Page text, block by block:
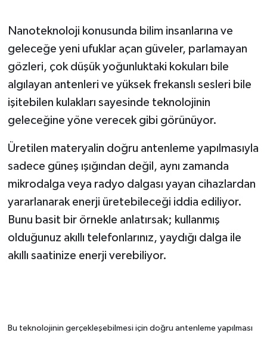
Nanoteknoloji konusunda bilim insanlarına ve
geleceğe yeni ufuklar açan güveler, parlamayan
gözleri, çok düşük yoğunluktaki kokuları bile
algılayan antenleri ve yüksek frekanslı sesleri bile
işitebilen kulakları sayesinde teknolojinin
geleceğine yöne verecek gibi görünüyor.
Üretilen materyalin doğru antenleme yapılmasıyla
sadece güneş ışığından değil, aynı zamanda
mikrodalga veya radyo dalgası yayan cihazlardan
yararlanarak enerji üretebileceği iddia ediliyor.
Bunu basit bir örnekle anlatırsak; kullanmış
olduğunuz akıllı telefonlarınız, yaydığı dalga ile
akıllı saatinize enerji verebiliyor.
Bu teknolojinin gerçekleşebilmesi için doğru antenleme yapılması